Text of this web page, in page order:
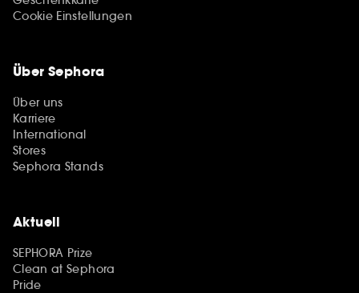
Cookie Einstellungen
Über Sephora
Über uns
Karriere
International
Stores
Sephora Stands
Aktuell
SEPHORA Prize
Clean at Sephora
Pride